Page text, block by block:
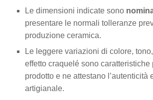
Le dimensioni indicate sono
presentare le normali tolleranze
produzione ceramica.
Le leggere variazioni di colore,
effetto craquelé sono caratteristiche
prodotto e ne attestano l’autenticità
artigianale.